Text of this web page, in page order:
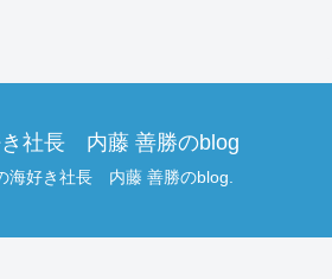
社長 内藤 善勝のblog
海好き社長 内藤 善勝のblog.